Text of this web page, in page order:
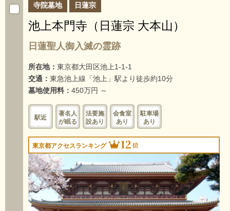
寺院墓地 日蓮宗
池上本門寺（日蓮宗 大本山）
日蓮聖人御入滅の霊跡
所在地： 東京都大田区池上1-1-1
交通： 東急池上線「池上」駅より徒歩約10分
墓地使用料： 450万円 ～
駅近
著名人
が眠る
法要施
設あり
会食室
あり
駐車場
あり
東京都アクセスランキング 12位